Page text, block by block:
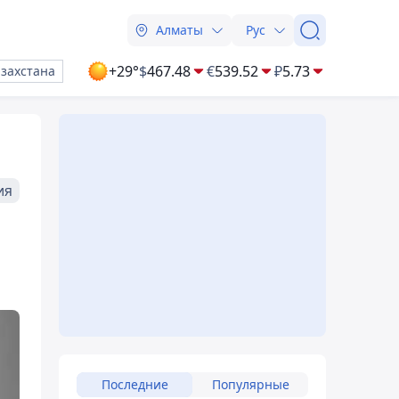
Алматы Рус
+29°$467.48 €539.52 ₽5.73
Последние Популярные